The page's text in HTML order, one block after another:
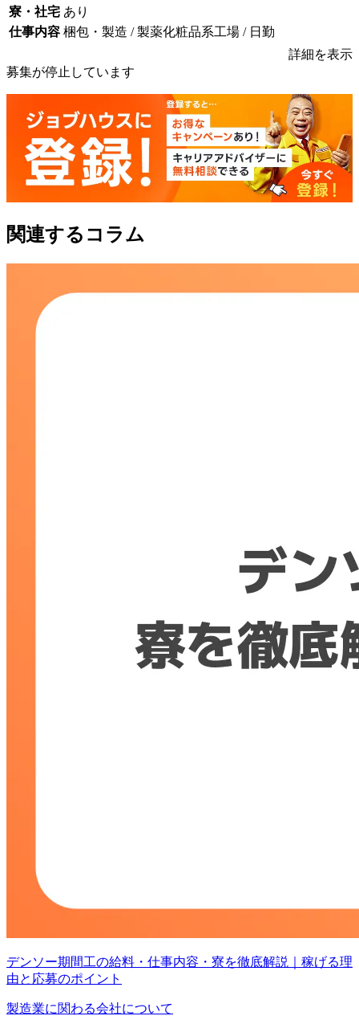
寮・社宅 あり
仕事内容 梱包・製造 / 製薬化粧品系工場 / 日勤
詳細を表示
募集が停止しています
関連するコラム
デンソー期間工の給料・仕事内容・寮を徹底解説｜稼げる理
由と応募のポイント
製造業に関わる会社について